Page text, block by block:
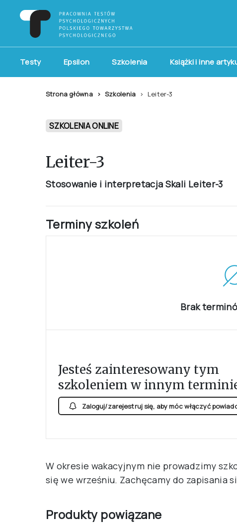
Testy Epsilon Szkolenia Książki i inne
Strona główna Szkolenia Leiter-3
SZKOLENIA ONLINE
Leiter-3
Stosowanie i interpretacja Skali Leiter-3
Terminy szkoleń
Brak
Jesteś zainteresowany tym
szkoleniem w innym
Zaloguj/zarejestruj się, aby móc włączyć
W okresie wakacyjnym nie prowadzimy
się we wrześniu. Zachęcamy do zapisania
Produkty powiązane